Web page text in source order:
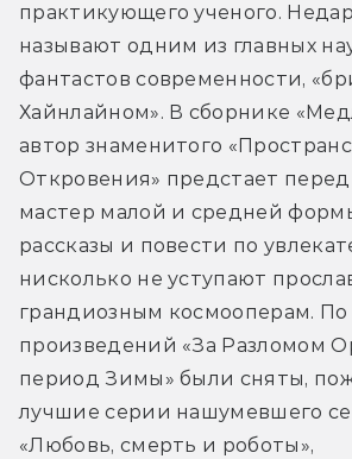
практикующего ученого.
называют одним из главных
фантастов современности,
Хайнлайном». В сборнике
автор знаменитого
Откровения» предстает
мастер малой и средней
рассказы и повести по
нисколько не уступают
грандиозным космооперам.
произведений «За Разломом
период Зимы» были сняты,
лучшие серии нашумевшего
«Любовь, смерть и роботы»,